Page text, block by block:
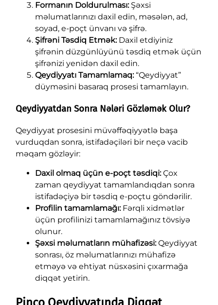
Formanın Doldurulması:Şəxsi
məlumatlarınızı daxil edin, məsələn, ad,
soyad, e-poçt ünvanı və şifrə.
Şifrəni Təsdiq Etmək:Daxil etdiyiniz
şifrənin düzgünlüyünü təsdiq etmək üçün
şifrənizi yenidən daxil edin.
Qeydiyyatı Tamamlamaq:“Qeydiyyat”
düyməsini basaraq prosesi tamamlayın.
Qeydiyyatdan Sonra Nələri Gözləmək Olur?
Qeydiyyat prosesini müvəffəqiyyətlə başa
vurduqdan sonra, istifadəçiləri bir neçə vacib
məqam gözləyir:
Daxil olmaq üçün e-poçt təsdiqi:Çox
zaman qeydiyyat tamamlandıqdan sonra
istifadəçiyə bir təsdiq e-poçtu göndərilir.
Profilin tamamlamağı:Fərqli xidmətlər
üçün profilinizi tamamlamağınız tövsiyə
olunur.
Şəxsi məlumatların mühafizəsi:Qeydiyyat
sonrası, öz məlumatlarınızı mühafizə
etməyə və ehtiyat nüsxəsini çıxarmağa
diqqət yetirin.